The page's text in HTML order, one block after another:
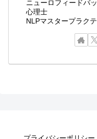
ニューロフィードバ
心理士
NLPマスタープラク